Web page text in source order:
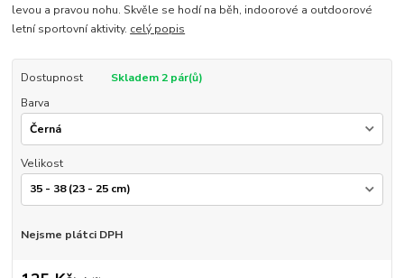
levou a pravou nohu. Skvěle se hodí na běh, indoorové a outdoorové
letní sportovní aktivity. celý popis
Dostupnost
Skladem 2 pár(ů)
Barva
Velikost
Nejsme plátci DPH